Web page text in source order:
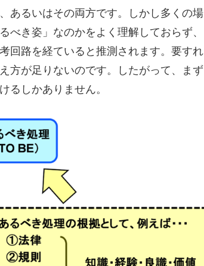
あるいはその両方です。しかし多くの場
べき姿」なのかをよく理解しておらず、
回路を経ていると推測されます。要すれ
方が足りないのです。したがって、まず
るしかありません。